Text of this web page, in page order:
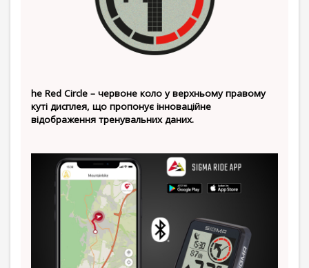
he Red Circle – червоне коло у верхньому правому
куті дисплея, що пропонує інноваційне
відображення тренувальних даних.